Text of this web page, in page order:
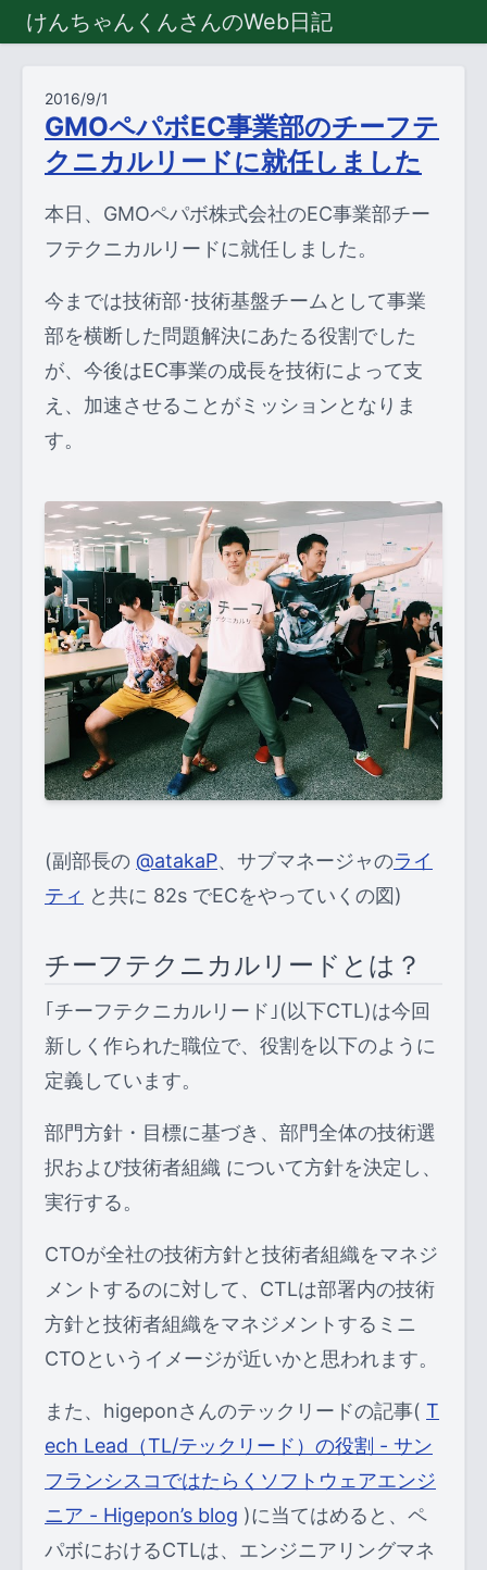
けんちゃんくんさんのWeb日記
2016/9/1
GMOペパボEC事業部のチーフテ
クニカルリードに就任しました
本日、GMOペパボ株式会社のEC事業部チー
フテクニカルリードに就任しました。
今までは技術部･技術基盤チームとして事業
部を横断した問題解決にあたる役割でした
が、今後はEC事業の成長を技術によって支
え、加速させることがミッションとなりま
す。
(副部長の @atakaP、サブマネージャのライ
ティ と共に 82s でECをやっていくの図)
チーフテクニカルリードとは？
｢チーフテクニカルリード｣(以下CTL)は今回
新しく作られた職位で、役割を以下のように
定義しています。
部門方針・目標に基づき、部門全体の技術選
択および技術者組織 について方針を決定し、
実行する。
CTOが全社の技術方針と技術者組織をマネジ
メントするのに対して、CTLは部署内の技術
方針と技術者組織をマネジメントするミニ
CTOというイメージが近いかと思われます。
また、higeponさんのテックリードの記事( T
ech Lead（TL/テックリード）の役割 - サン
フランシスコではたらくソフトウェアエンジ
ニア - Higepon’s blog )に当てはめると、ペ
パボにおけるCTLは、エンジニアリングマネ